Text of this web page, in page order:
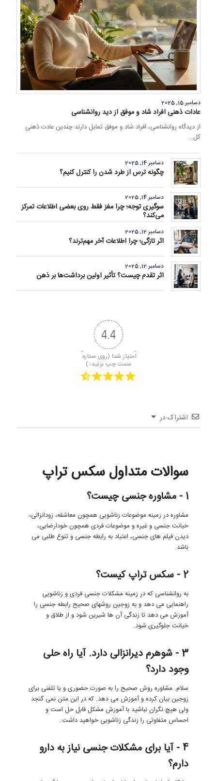
دسامبر 15, 2025
عادات ذهنی افراد شاد و موفق از دید روانشناسی
از دیدگاه روانشناسی، افراد شاد و موفق تمایل دارند چندین عادت ذهنی
کل…
دسامبر 14, 2025
چگونه ترس از طرد شدن را کنترل کنیم؟
دسامبر 14, 2025
سوگیری توجه؛ چرا مغز فقط روی بعضی اطلاعات تمرکز
می‌کند؟
دسامبر 12, 2025
اثر تازگی؛ چرا اطلاعات آخر مهم‌ترند؟
دسامبر 12, 2025
اثر تقدم چیست؟ تأثیر اولین برداشت‌ها بر ذهن
4.4
امتیاز شما (روی ستاره
سمت چپ بزنید↓)
اشتراک در
سوالات متداول سکس تراپ
1 - مشاوره جنسی چیست؟
مشاوره در زمینه موضوعات زناشویی همچون معاشقه، زودانزالی،
خیانت جنسی و غیره و موضوعات فردی همچون خودارضایی،
دیدن فیلم های جنسی، اعتیاد به رابطه جنسی و تنوع طلبی می
باشد.
2 - سکس تراپ کیست؟
به روانشناسی که در زمینه مشکلات جنسی فردی و زناشویی
راهنمایی می دهد و به زوجین روشهای صحیح رابطه جنسی را
آموزش می دهد تا زندگی آن ها شیرین شود و از طلاق و
خیانت جلوگیری شود.
3 - شوهرم دیرانزالی دارد. آیا راه حلی
وجود دارد؟
سلام. مشاوره روش صحیح را به صورت حضوری و یا تلفنی برای
زوجین بیان کرده و آموزش می دهد. که در این متن نمی گنجد
ولی هیچ نگران نباشید با آموزش مشکل قابل حل است و
احساس متفاوتی را زندگی زناشویی خواهید داشت.
4 - آیا برای مشکلات جنسی نیاز به دارو
دارم؟